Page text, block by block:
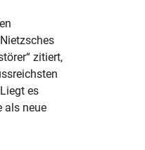
zitiert,
es
als neue